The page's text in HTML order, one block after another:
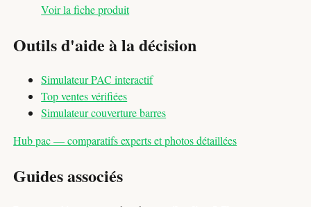
Voir la fiche produit
Outils d'aide à la décision
Simulateur PAC interactif
Top ventes vérifiées
Simulateur couverture barres
Hub pac — comparatifs experts et photos détaillées
Guides associés